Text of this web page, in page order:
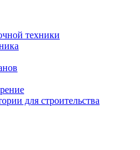
техники
для строительства